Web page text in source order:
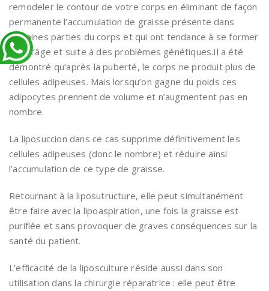
remodeler le contour de votre corps en éliminant de façon
permanente l’accumulation de graisse présente dans
certaines parties du corps et qui ont tendance à se former
avec l’âge et suite à des problèmes génétiques.Il a été
démontré qu’après la puberté, le corps ne produit plus de
cellules adipeuses. Mais lorsqu’on gagne du poids ces
adipocytes prennent de volume et n’augmentent pas en
nombre.
La liposuccion dans ce cas supprime définitivement les
cellules adipeuses (donc le nombre) et réduire ainsi
l’accumulation de ce type de graisse.
Retournant à la liposutructure, elle peut simultanément
être faire avec la lipoaspiration, une fois la graisse est
purifiée et sans provoquer de graves conséquences sur la
santé du patient.
L’efficacité de la liposculture réside aussi dans son
utilisation dans la chirurgie réparatrice : elle peut être